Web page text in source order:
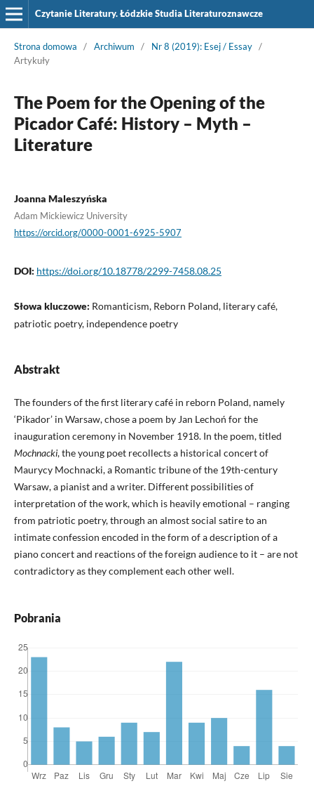
Czytanie Literatury. Łódzkie Studia Literaturoznawcze
Strona domowa / Archiwum / Nr 8 (2019): Esej / Essay /
Artykuły
The Poem for the Opening of the
Picador Café: History – Myth –
Literature
Joanna Maleszyńska
Adam Mickiewicz University
https://orcid.org/0000-0001-6925-5907
DOI: https://doi.org/10.18778/2299-7458.08.25
Słowa kluczowe: Romanticism, Reborn Poland, literary café,
patriotic poetry, independence poetry
Abstrakt
The founders of the first literary café in reborn Poland, namely
‘Pikador’ in Warsaw, chose a poem by Jan Lechoń for the
inauguration ceremony in November 1918. In the poem, titled
Mochnacki, the young poet recollects a historical concert of
Maurycy Mochnacki, a Romantic tribune of the 19th-century
Warsaw, a pianist and a writer. Different possibilities of
interpretation of the work, which is heavily emotional – ranging
from patriotic poetry, through an almost social satire to an
intimate confession encoded in the form of a description of a
piano concert and reactions of the foreign audience to it – are not
contradictory as they complement each other well.
Pobrania